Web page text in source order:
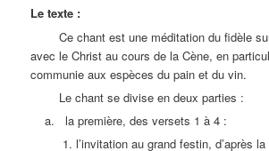
Le texte :
Ce chant est une méditation du fidèle
avec le Christ au cours de la Cène, en
communie aux espèces du pain et du vin.
Le chant se divise en deux parties :
a. la première, des versets 1 à 4 :
1. l’invitation au grand festin, d’après la